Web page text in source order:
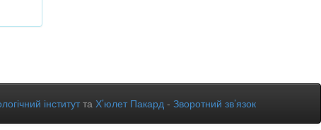
інститутта Х’юлет Пакард - Зворотний зв’язок